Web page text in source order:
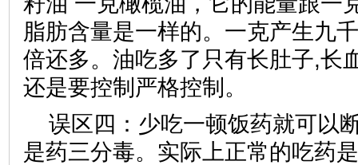
脂肪含量是一样的。一克产生九
倍还多。油吃多了只有长肚子,长
还是要控制严格控制。
误区四：少吃一顿饭药就可以
是药三分毒。实际上正常的吃药